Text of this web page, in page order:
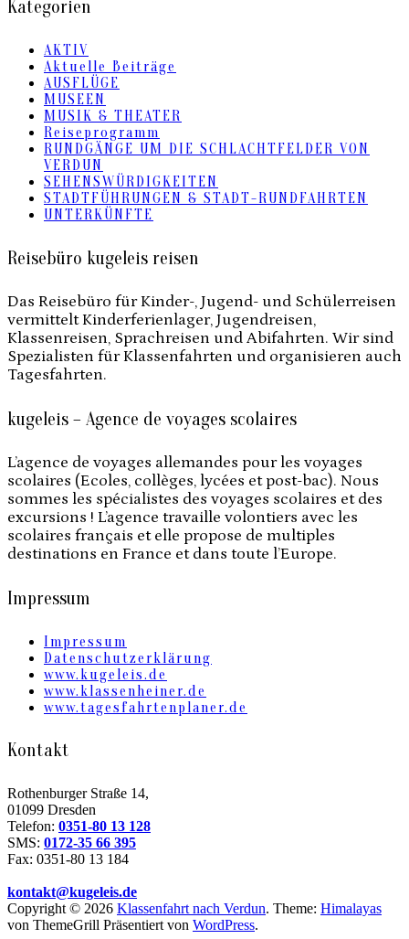
Kategorien
AKTIV
Aktuelle Beiträge
AUSFLÜGE
MUSEEN
MUSIK & THEATER
Reiseprogramm
RUNDGÄNGE UM DIE SCHLACHTFELDER VON
VERDUN
SEHENSWÜRDIGKEITEN
STADTFÜHRUNGEN & STADT-RUNDFAHRTEN
UNTERKÜNFTE
Reisebüro kugeleis reisen
Das Reisebüro für Kinder-, Jugend- und Schülerreisen
vermittelt Kinderferienlager, Jugendreisen,
Klassenreisen, Sprachreisen und Abifahrten. Wir sind
Spezialisten für Klassenfahrten und organisieren auch
Tagesfahrten.
kugeleis – Agence de voyages scolaires
L’agence de voyages allemandes pour les voyages
scolaires (Ecoles, collèges, lycées et post-bac). Nous
sommes les spécialistes des voyages scolaires et des
excursions ! L’agence travaille volontiers avec les
scolaires français et elle propose de multiples
destinations en France et dans toute l’Europe.
Impressum
Impressum
Datenschutzerklärung
www.kugeleis.de
www.klassenheiner.de
www.tagesfahrtenplaner.de
Kontakt
Rothenburger Straße 14,
01099 Dresden
Telefon: 0351-80 13 128
SMS: 0172-35 66 395
Fax: 0351-80 13 184
kontakt@kugeleis.de
Copyright © 2026 Klassenfahrt nach Verdun. Theme: Himalayas
von ThemeGrill Präsentiert von WordPress.